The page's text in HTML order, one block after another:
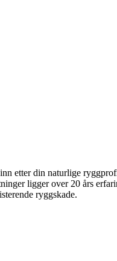
etter din naturlige
ligger over 20 års
ryggskade.